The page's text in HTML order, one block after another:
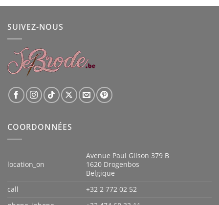
initial
actuel
SUIVEZ-NOUS
COORDONNÉES
location_on
Avenue Paul Gilson 379 B
1620 Drogenbos
Belgique
call
+32 2 772 02 52